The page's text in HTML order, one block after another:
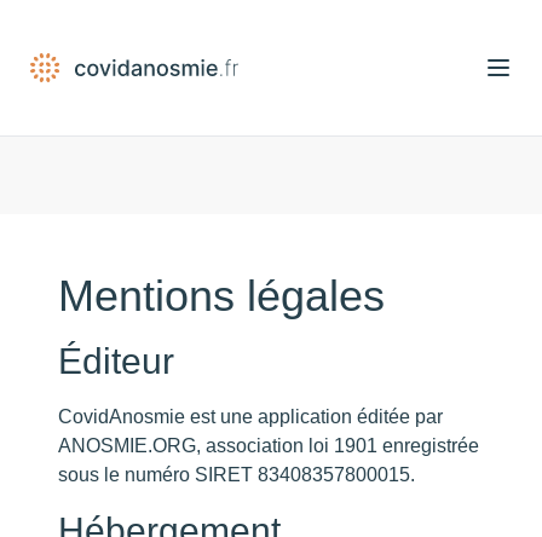
Mentions légales
Éditeur
CovidAnosmie est une application éditée par
ANOSMIE.ORG, association loi 1901 enregistrée
sous le numéro SIRET 83408357800015.